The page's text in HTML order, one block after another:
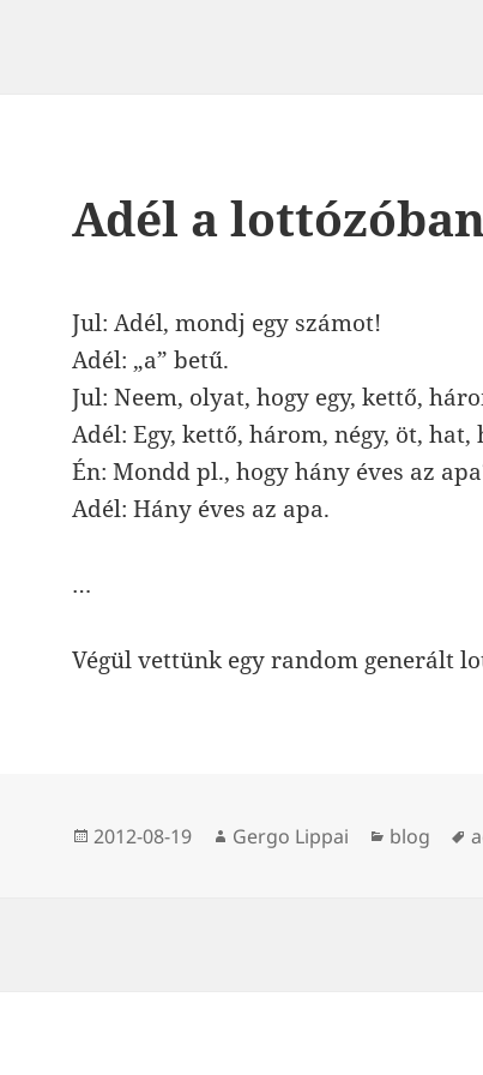
Adél a
Jul: Adél, mondj egy számot!
Adél: „a” betű.
Jul: Neem, olyat, hogy egy, kettő,
Adél: Egy, kettő, három, négy, öt,
Én: Mondd pl., hogy hány éves az
Adél: Hány éves az apa.
…
Végül vettünk egy random generált
Közzétéve
2012-08-19 Szerző
Gergo Lippai Kategória
blog